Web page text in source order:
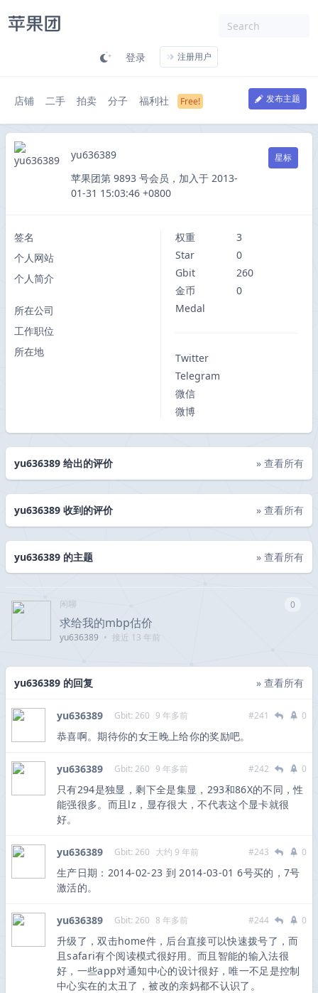
登录 注册用户
店铺 二手 拍卖 分子 福利社 发布主题
yu636389
苹果团第 9893 号会员，加入于 2013-
01-31 15:03:46 +0800
星标
签名
个人网站
个人简介
所在公司
工作职位
所在地
权重
3
Star
0
Gbit
260
金币
0
Medal
Twitter
Telegram
微信
微博
yu636389 给出的评价 » 查看所有
yu636389 收到的评价 » 查看所有
yu636389 的主题 » 查看所有
闲聊 0
求给我的mbp估价
yu636389 • 接近 13 年前
yu636389 的回复 » 查看所有
yu636389 Gbit: 260 9 年多前 #241 0
恭喜啊。期待你的女王晚上给你的奖励吧。
yu636389 Gbit: 260 9 年多前 #242 0
只有294是独显，剩下全是集显，293和86X的不同，性
能强很多。而且lz，显存很大，不代表这个显卡就很
好。
yu636389 Gbit: 260 大约 9 年前 #243 0
生产日期：2014-02-23 到 2014-03-01 6号买的，7号
激活的。
yu636389 Gbit: 260 8 年多前 #244 0
升级了，双击home件，后台直接可以快速拨号了，而
且safari有个阅读模式很好用。而且智能的输入法很
好，一些app对通知中心的设计很好，唯一不足是控制
中心实在的太丑了，被改的亲妈都不认识了。